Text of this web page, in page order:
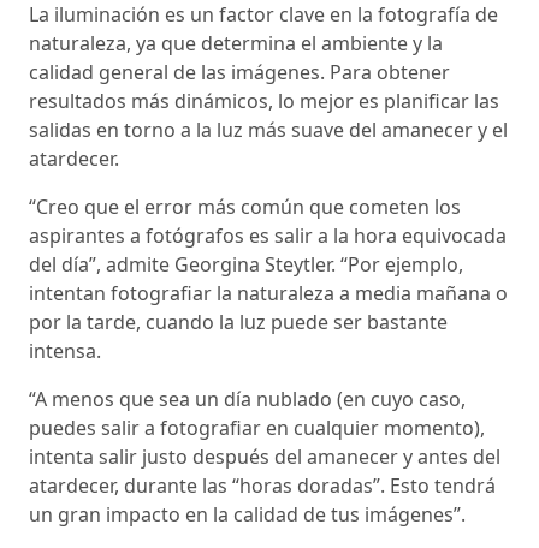
La iluminación es un factor clave en la fotografía de
naturaleza, ya que determina el ambiente y la
calidad general de las imágenes. Para obtener
resultados más dinámicos, lo mejor es planificar las
salidas en torno a la luz más suave del amanecer y el
atardecer.
“Creo que el error más común que cometen los
aspirantes a fotógrafos es salir a la hora equivocada
del día”, admite Georgina Steytler. “Por ejemplo,
intentan fotografiar la naturaleza a media mañana o
por la tarde, cuando la luz puede ser bastante
intensa.
“A menos que sea un día nublado (en cuyo caso,
puedes salir a fotografiar en cualquier momento),
intenta salir justo después del amanecer y antes del
atardecer, durante las “horas doradas”. Esto tendrá
un gran impacto en la calidad de tus imágenes”.